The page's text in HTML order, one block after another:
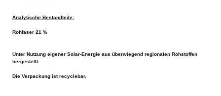
Analytische Bestandteile:
Rohfaser 21 %
Unter Nutzung eigener Solar-Energie aus überwiegend regionalen Rohstoffen
hergestellt.
Die Verpackung ist recyclebar.